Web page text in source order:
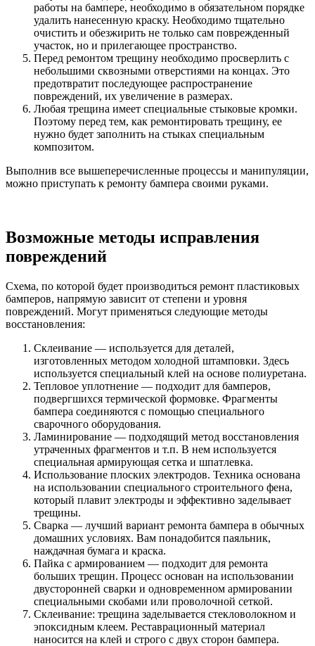
работы на бампере, необходимо в обязательном порядке
удалить нанесенную краску. Необходимо тщательно
очистить и обезжирить не только сам поврежденный
участок, но и прилегающее пространство.
Перед ремонтом трещину необходимо просверлить с
небольшими сквозными отверстиями на концах. Это
предотвратит последующее распространение
повреждений, их увеличение в размерах.
Любая трещина имеет специальные стыковые кромки.
Поэтому перед тем, как ремонтировать трещину, ее
нужно будет заполнить на стыках специальным
композитом.
Выполнив все вышеперечисленные процессы и манипуляции,
можно приступать к ремонту бампера своими руками.
Возможные методы исправления
повреждений
Схема, по которой будет производиться ремонт пластиковых
бамперов, напрямую зависит от степени и уровня
повреждений. Могут применяться следующие методы
восстановления:
Склеивание — используется для деталей,
изготовленных методом холодной штамповки. Здесь
используется специальный клей на основе полиуретана.
Тепловое уплотнение — подходит для бамперов,
подвергшихся термической формовке. Фрагменты
бампера соединяются с помощью специального
сварочного оборудования.
Ламинирование — подходящий метод восстановления
утраченных фрагментов и т.п. В нем используется
специальная армирующая сетка и шпатлевка.
Использование плоских электродов. Техника основана
на использовании специального строительного фена,
который плавит электроды и эффективно заделывает
трещины.
Сварка — лучший вариант ремонта бампера в обычных
домашних условиях. Вам понадобится паяльник,
наждачная бумага и краска.
Пайка с армированием — подходит для ремонта
больших трещин. Процесс основан на использовании
двусторонней сварки и одновременном армировании
специальными скобами или проволочной сеткой.
Склеивание: трещина заделывается стекловолокном и
эпоксидным клеем. Реставрационный материал
наносится на клей и строго с двух сторон бампера.